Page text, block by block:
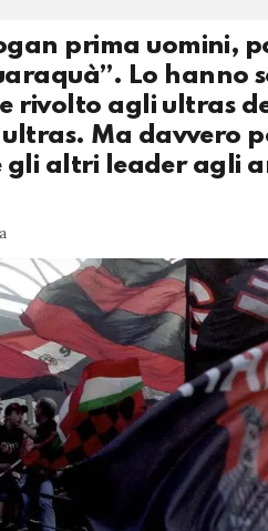
prima uomini,
Lo hanno
rivolto agli ultras
Ma davvero
gli altri leader agli